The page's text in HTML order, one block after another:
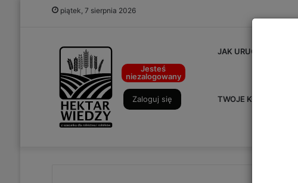
piątek, 7 sierpnia 2026
Jesteś
niezalogowany
Zaloguj się
JAK URUCHOMIĆ
TWOJE KONTO